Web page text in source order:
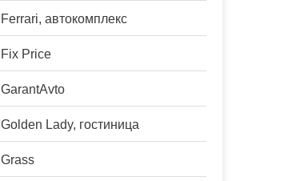
Ferrari, автокомплекс
Fix Price
GarantAvto
Golden Lady, гостиница
Grass